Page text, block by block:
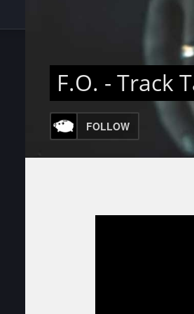
F.O. - Track
FOLLOW